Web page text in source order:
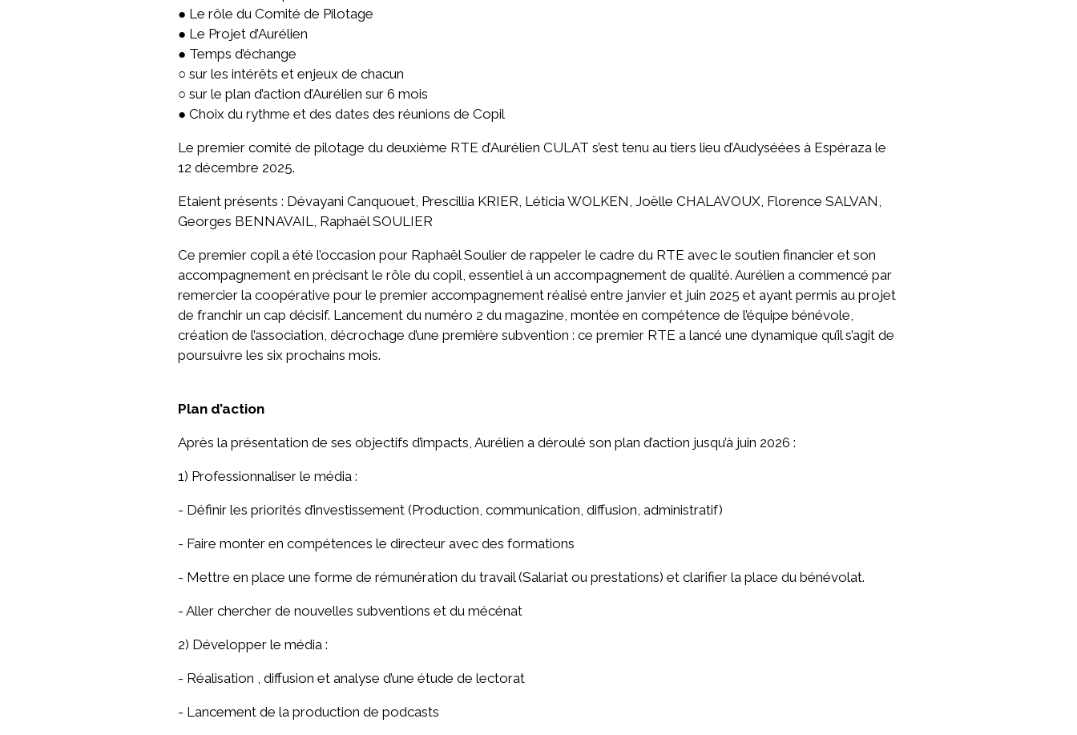
● Le rôle du Comité de Pilotage
● Le Projet d’Aurélien
● Temps d’échange
○ sur les intérêts et enjeux de chacun
○ sur le plan d’action d’Aurélien sur 6 mois
● Choix du rythme et des dates des réunions de Copil
Le premier comité de pilotage du deuxième RTE d’Aurélien CULAT s’est tenu au tiers lieu d’Audyséées à Espéraza le
12 décembre 2025.
Etaient présents : Dévayani Canquouet, Prescillia KRIER, Léticia WOLKEN, Joëlle CHALAVOUX, Florence SALVAN,
Georges BENNAVAIL, Raphaël SOULIER
Ce premier copil a été l’occasion pour Raphaël Soulier de rappeler le cadre du RTE avec le soutien financier et son
accompagnement en précisant le rôle du copil, essentiel à un accompagnement de qualité. Aurélien a commencé par
remercier la coopérative pour le premier accompagnement réalisé entre janvier et juin 2025 et ayant permis au projet
de franchir un cap décisif. Lancement du numéro 2 du magazine, montée en compétence de l’équipe bénévole,
création de l’association, décrochage d’une première subvention : ce premier RTE a lancé une dynamique qu’il s’agit de
poursuivre les six prochains mois.
Plan d’action
Après la présentation de ses objectifs d’impacts, Aurélien a déroulé son plan d’action jusqu’à juin 2026 :
1) Professionnaliser le média :
- Définir les priorités d’investissement (Production, communication, diffusion, administratif)
- Faire monter en compétences le directeur avec des formations
- Mettre en place une forme de rémunération du travail (Salariat ou prestations) et clarifier la place du bénévolat.
- Aller chercher de nouvelles subventions et du mécénat
2) Développer le média :
- Réalisation , diffusion et analyse d’une étude de lectorat
- Lancement de la production de podcasts